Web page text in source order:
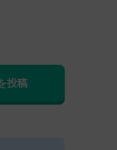
投稿